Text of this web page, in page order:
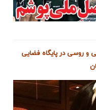
و روسی در پایگاه فضایی